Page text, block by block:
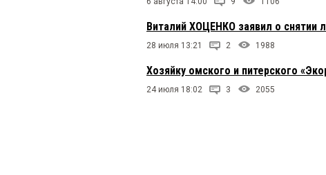
Виталий ХОЦЕНКО заявил о снятии
28 июля 13:21 2 1988
Хозяйку омского и питерского
24 июля 18:02 3 2055